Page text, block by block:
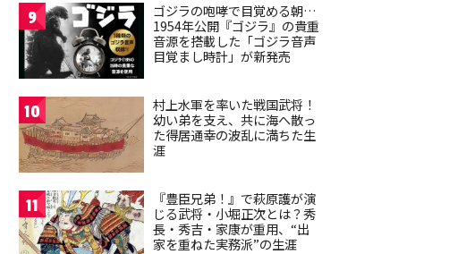
9
ゴジラの咆哮で目覚める朝…
1954年公開『ゴジラ』の貴重
音源を搭載した「ゴジラ音声
目覚まし時計」が新発売
10
村上水軍を率いた戦国武将！
幼い弟を支え、共に海へ散っ
た得居通幸の波乱に満ちた生
涯
11
『豊臣兄弟！』で萩原護が演
じる武将・小堀正次とは？秀
長・秀吉・家康が重用、“出
家を重ねた実務派”の生涯